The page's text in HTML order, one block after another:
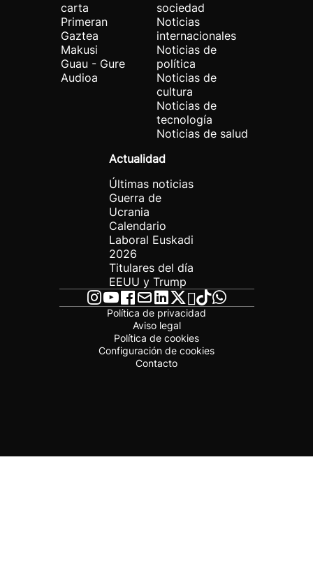
carta
Primeran
Gaztea
Makusi
Guau - Gure
Audioa
sociedad
Noticias
internacionales
Noticias de
política
Noticias de
cultura
Noticias de
tecnología
Noticias de salud
Actualidad
Últimas noticias
Guerra de
Ucrania
Calendario
Laboral Euskadi
2026
Titulares del día
EEUU y Trump
Política de privacidad
Aviso legal
Política de cookies
Configuración de cookies
Contacto